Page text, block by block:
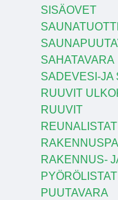
SISÄOVET
SAHATAVARA
SADEVESI-JA
RUUVIT
RUUVIT
REUNALISTAT
RAKENNUS-
PYÖRÖLISTAT
PUUTAVARA